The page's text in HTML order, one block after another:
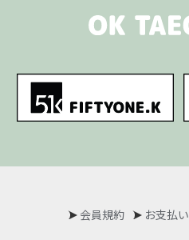
会員規約 お支払い